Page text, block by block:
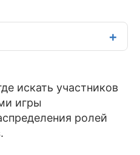
искать участников
игры
ролей